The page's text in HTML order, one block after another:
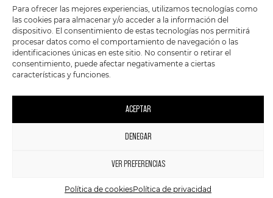
Para ofrecer las mejores experiencias, utilizamos tecnologías como
las cookies para almacenar y/o acceder a la información del
dispositivo. El consentimiento de estas tecnologías nos permitirá
procesar datos como el comportamiento de navegación o las
identificaciones únicas en este sitio. No consentir o retirar el
consentimiento, puede afectar negativamente a ciertas
características y funciones.
ACEPTAR
DENEGAR
VER PREFERENCIAS
Política de cookiesPolítica de privacidad
POLÍTICA DE
PRIVACIDAD
TÉRMINOS Y
CONDICIONES
GENERALES DE LA
VENTA
POLÍTICA DE COOKIES
TIENDA
ESTILOS
FORMATOS
PREVENTAS
OFERTAS
MERCHANDISING
FOUR SKULLS
2023 FourSkulls. Reservados todos los derechos.